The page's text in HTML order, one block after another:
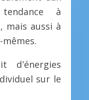
à
mais aussi à
d’énergies
sur le